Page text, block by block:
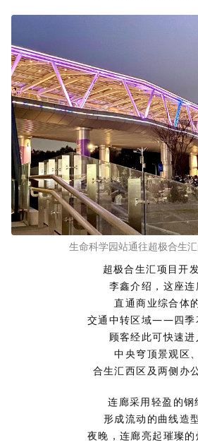
生命科学园站通往超极合生
超极合生汇项目开
李鑫介绍，这座连
直通商业综合体
交通中转区域——四季
顾客经此可快速进
中央穹顶景观区、
合生汇西区及两侧办
连廊采用轻盈的钢
形成流动的曲线造型
夜晚，连廊亮起璀璨的